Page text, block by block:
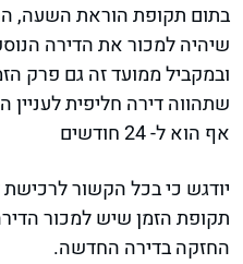
ובמקביל ממועד זה גם פרק
אף הוא ל- 24 חודשים
יודגש כי בכל הקשור
תקופת הזמן שיש למכור
החזקה בדירה החדשה.